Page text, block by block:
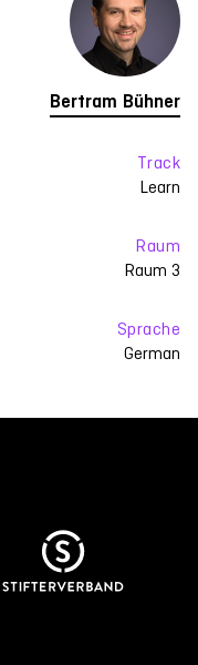
Bertram Bühner
Track
Learn
Raum
Raum 3
Sprache
German